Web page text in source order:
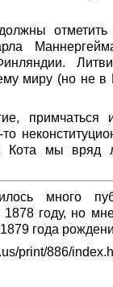
отметить
миру (но не
примчаться
Кота мы вряд
много
году, но
года
print/886/